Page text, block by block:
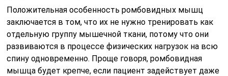
Положительная особенность ромбовидных мышц
заключается в том, что их не нужно тренировать как
отдельную группу мышечной ткани, потому что они
развиваются в процессе физических нагрузок на всю
спину одновременно. Проще говоря, ромбовидная
мышца будет крепче, если пациент задействует даже